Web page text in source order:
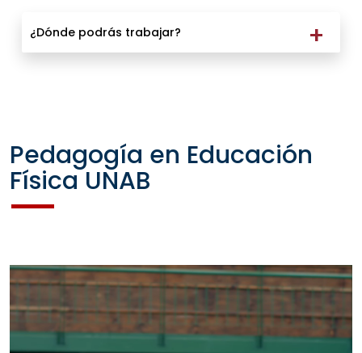
¿Dónde podrás trabajar?
Pedagogía en Educación
Física UNAB